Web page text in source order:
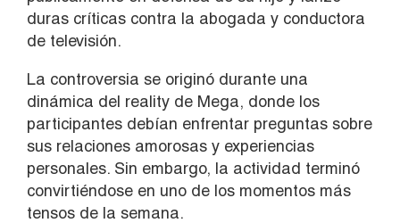
duras críticas contra la abogada y conductora
de televisión.
La controversia se originó durante una
dinámica del reality de Mega, donde los
participantes debían enfrentar preguntas sobre
sus relaciones amorosas y experiencias
personales. Sin embargo, la actividad terminó
convirtiéndose en uno de los momentos más
tensos de la semana.